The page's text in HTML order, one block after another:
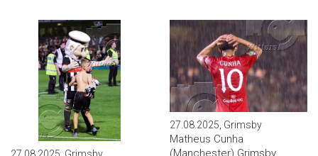
27.08.2025, Grimsby
Matheus Cunha
(Manchester) Grimsby,